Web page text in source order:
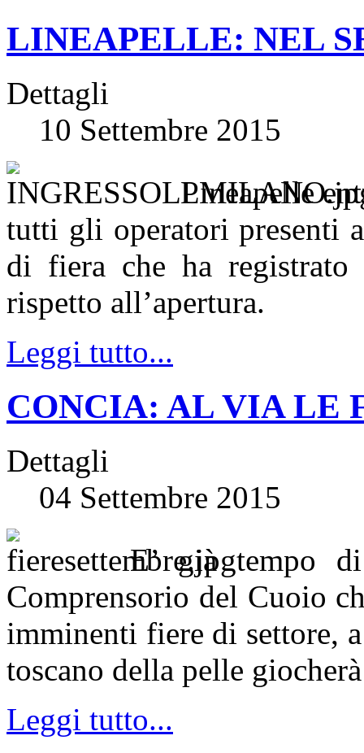
LINEAPELLE: NEL
Dettagli
10 Settembre 2015
Lineapelle
tutti gli operatori presenti
di fiera che ha registrato
rispetto all’apertura.
Leggi tutto...
CONCIA: AL VIA LE
Dettagli
04 Settembre 2015
E’ già tempo di
Comprensorio del Cuoio
imminenti fiere di settore,
toscano della pelle
Leggi tutto...